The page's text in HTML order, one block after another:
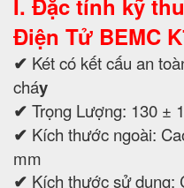
I. Đặc tính kỹ
Điện Tử BEMC
✔ Két có kết cấu an
cháy
✔ Trọng Lượng: 130 ±
✔ Kích thước ngoài:
mm
✔ Kích thước sử dụng: